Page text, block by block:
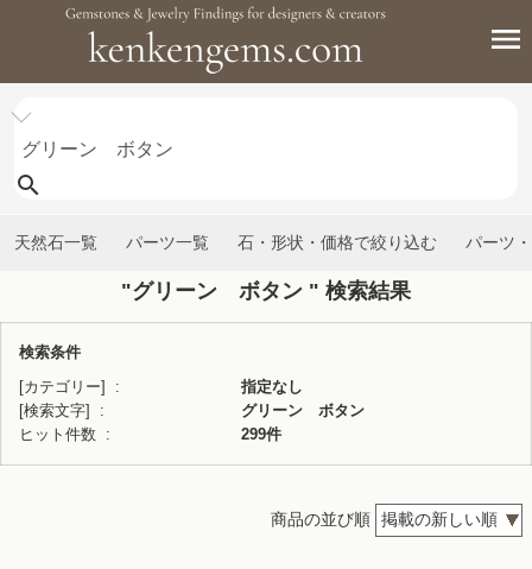
天然石一覧 パーツ一覧 石・形状・価格で絞り込む パーツ
"グリーン ボタン " 検索結果
検索条件
[カテゴリー]
指定なし
[検索文字]
グリーン ボタン
ヒット件数
299件
商品の並び順